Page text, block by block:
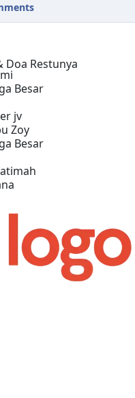
Doa Restunya
Besar
jv
Zoy
Besar